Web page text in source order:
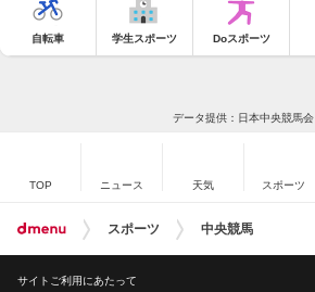
自転車 学生スポーツ Doスポーツ
データ提供：日本中央競馬会
TOP ニュース 天気 スポーツ
スポーツ 中央競馬
サイトご利用にあたって